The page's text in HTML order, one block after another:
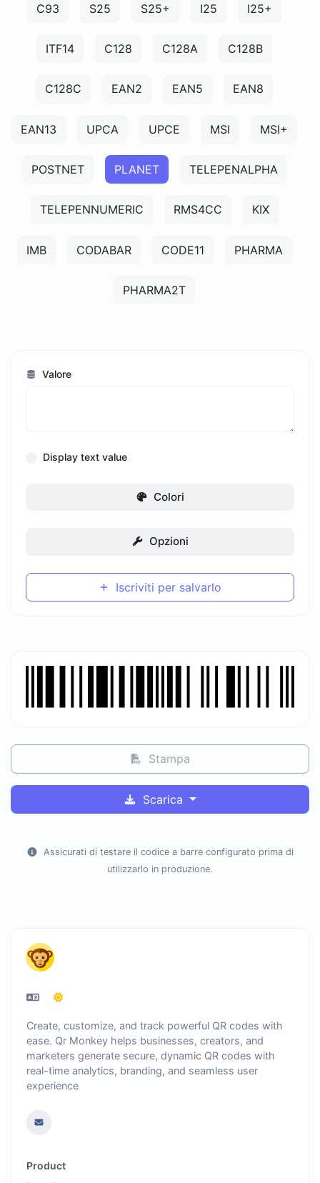
C93 S25 S25+ I25 I25+
ITF14 C128 C128A C128B
C128C EAN2 EAN5 EAN8
EAN13 UPCA UPCE MSI MSI+
POSTNET PLANET TELEPENALPHA
TELEPENNUMERIC RMS4CC KIX
IMB CODABAR CODE11 PHARMA
PHARMA2T
Valore
Display text value
Colori
Opzioni
Iscriviti per salvarlo
Stampa
Scarica
Assicurati di testare il codice a barre configurato prima di
utilizzarlo in produzione.
Create, customize, and track powerful QR codes with
ease. Qr Monkey helps businesses, creators, and
marketers generate secure, dynamic QR codes with
real-time analytics, branding, and seamless user
experience
Product